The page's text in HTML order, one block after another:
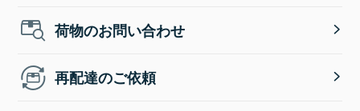
荷物のお問い合わせ
再配達のご依頼